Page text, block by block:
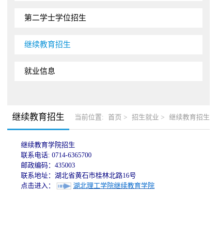
第二学士学位招生
继续教育招生
就业信息
继续教育招生 当前位置: 首页 > 招生就业 > 继续教育招生
继续教育学院招生
联系电话: 0714-6365700
邮政编码：435003
联系地址：湖北省黄石市桂林北路16号
点击进入：
湖北理工学院继续教育学院